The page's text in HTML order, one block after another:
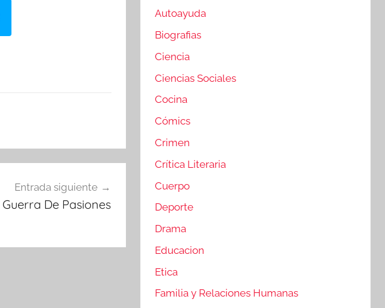
Entrada siguiente
Guerra De Pasiones
Autoayuda
Biografias
Ciencia
Ciencias Sociales
Cocina
Cómics
Crimen
Crítica Literaria
Cuerpo
Deporte
Drama
Educacion
Etica
Familia y Relaciones Humanas